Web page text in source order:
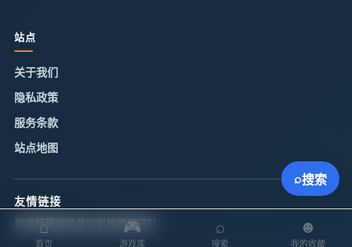
站点
关于我们
隐私政策
服务条款
站点地图
友情链接
游戏葡萄 机核网游研社
⌂
首页
🎮
游戏库
⌕
搜索
☻
我的收藏
⌕搜索